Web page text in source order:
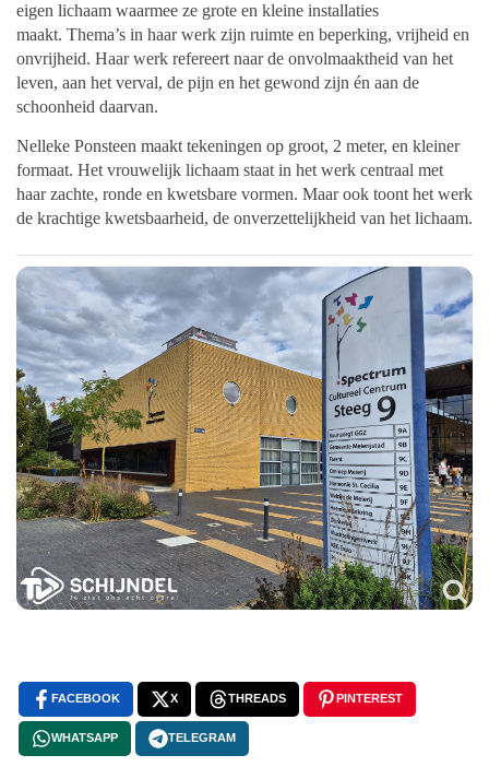
eigen lichaam waarmee ze grote en kleine installaties
maakt. Thema’s in haar werk zijn ruimte en beperking, vrijheid en
onvrijheid. Haar werk refereert naar de onvolmaaktheid van het
leven, aan het verval, de pijn en het gewond zijn én aan de
schoonheid daarvan.
Nelleke Ponsteen maakt tekeningen op groot, 2 meter, en kleiner
formaat. Het vrouwelijk lichaam staat in het werk centraal met
haar zachte, ronde en kwetsbare vormen. Maar ook toont het werk
de krachtige kwetsbaarheid, de onverzettelijkheid van het lichaam.
FACEBOOK X THREADS PINTEREST
WHATSAPP TELEGRAM